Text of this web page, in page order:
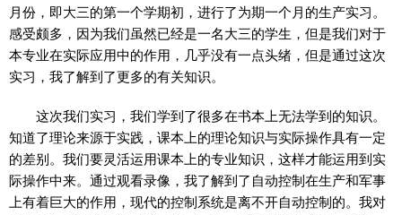
月份，即大三的第一个学期初，进行了为期一个月的生产实习。
感受颇多，因为我们虽然已经是一名大三的学生，但是我们对于
本专业在实际应用中的作用，几乎没有一点头绪，但是通过这次
实习，我了解到了更多的有关知识。
这次我们实习，我们学到了很多在书本上无法学到的知识。
知道了理论来源于实践，课本上的理论知识与实际操作具有一定
的差别。我们要灵活运用课本上的专业知识，这样才能运用到实
际操作中来。通过观看录像，我了解到了自动控制在生产和军事
上有着巨大的作用，现代的控制系统是离不开自动控制的。我对